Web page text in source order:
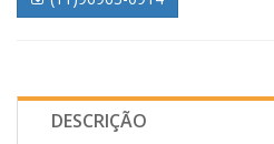
DESCRIÇÃO